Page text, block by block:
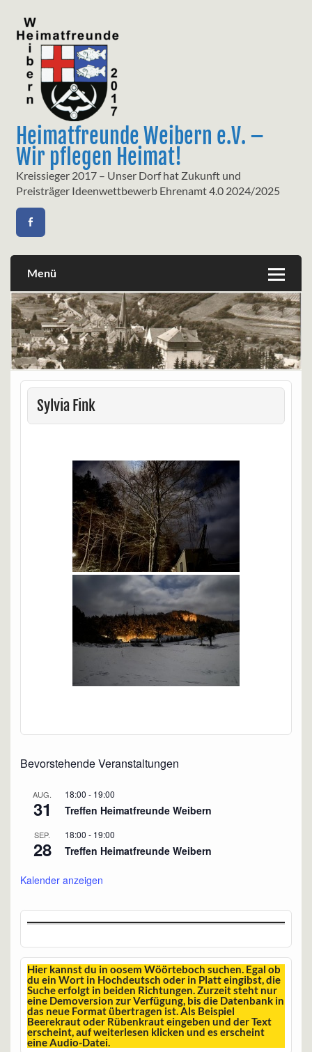
content
Heimatfreunde Weibern e.V. –
Wir pflegen Heimat!
Kreissieger 2017 – Unser Dorf hat Zukunft und
Preisträger Ideenwettbewerb Ehrenamt 4.0 2024/2025
Menü
Sylvia Fink
Bevorstehende Veranstaltungen
AUG.
31
18:00 - 19:00
Treffen Heimatfreunde Weibern
SEP.
28
18:00 - 19:00
Treffen Heimatfreunde Weibern
Kalender anzeigen
Hier kannst du in oosem Wöörteboch suchen. Egal ob
du ein Wort in Hochdeutsch oder in Platt eingibst, die
Suche erfolgt in beiden Richtungen. Zurzeit steht nur
eine Demoversion zur Verfügung, bis die Datenbank in
das neue Format übertragen ist. Als Beispiel
Beerekraut oder Rübenkraut eingeben und der Text
erscheint, auf weiterlesen klicken und es erscheint
eine Audio-Datei.